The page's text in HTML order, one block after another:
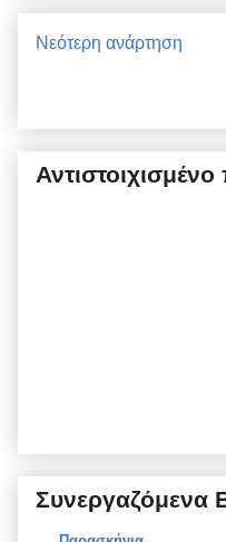
Νεότερη ανάρτηση
Συνεργαζόμενα